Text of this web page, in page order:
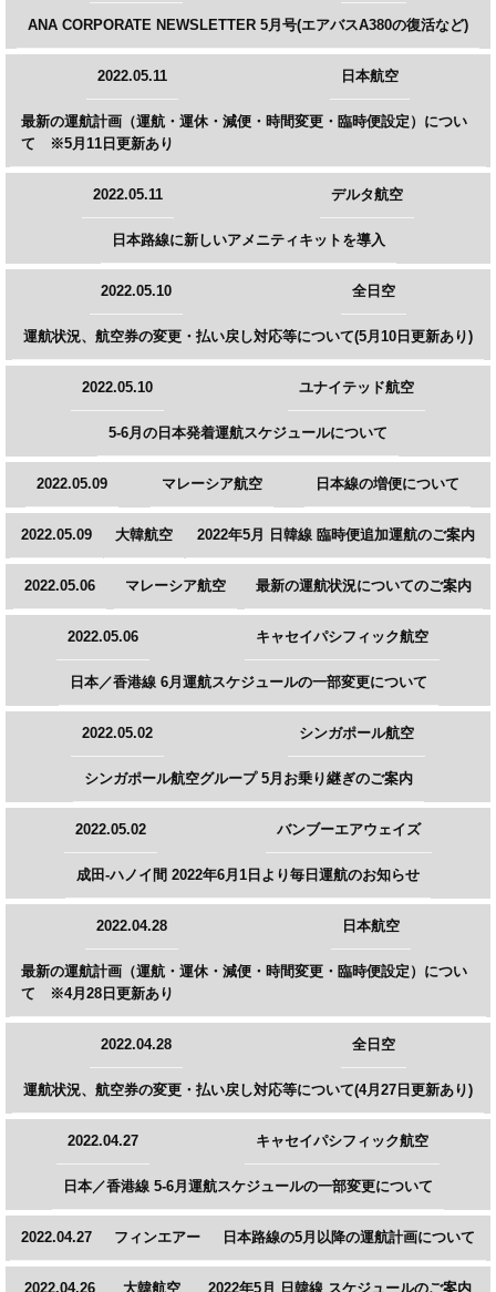
ANA CORPORATE NEWSLETTER 5月号(エアバスA380の復活など)
2022.05.11 日本航空
最新の運航計画（運航・運休・減便・時間変更・臨時便設定）につい
て ※5月11日更新あり
2022.05.11 デルタ航空
日本路線に新しいアメニティキットを導入
2022.05.10 全日空
運航状況、航空券の変更・払い戻し対応等について(5月10日更新あり)
2022.05.10 ユナイテッド航空
5-6月の日本発着運航スケジュールについて
2022.05.09 マレーシア航空 日本線の増便について
2022.05.09 大韓航空 2022年5月 日韓線 臨時便追加運航のご案内
2022.05.06 マレーシア航空 最新の運航状況についてのご案内
2022.05.06 キャセイパシフィック航空
日本／香港線 6月運航スケジュールの一部変更について
2022.05.02 シンガポール航空
シンガポール航空グループ 5月お乗り継ぎのご案内
2022.05.02 バンブーエアウェイズ
成田-ハノイ間 2022年6月1日より毎日運航のお知らせ
2022.04.28 日本航空
最新の運航計画（運航・運休・減便・時間変更・臨時便設定）につい
て ※4月28日更新あり
2022.04.28 全日空
運航状況、航空券の変更・払い戻し対応等について(4月27日更新あり)
2022.04.27 キャセイパシフィック航空
日本／香港線 5-6月運航スケジュールの一部変更について
2022.04.27 フィンエアー 日本路線の5月以降の運航計画について
2022.04.26 大韓航空 2022年5月 日韓線 スケジュールのご案内